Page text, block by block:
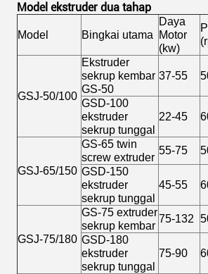
Model ekstruder dua tahap
Model Bingkai utama
Daya
Motor
(kw)
GSJ-50/100
Ekstruder
sekrup kembar
GS-50
37-55
GSD-100
ekstruder
sekrup tunggal
22-45
GSJ-65/150
GS-65 twin
screw extruder
55-75
GSD-150
ekstruder
sekrup tunggal
45-55
GSJ-75/180
GS-75 extruder
sekrup kembar
75-132
GSD-180
ekstruder
sekrup tunggal
75-90